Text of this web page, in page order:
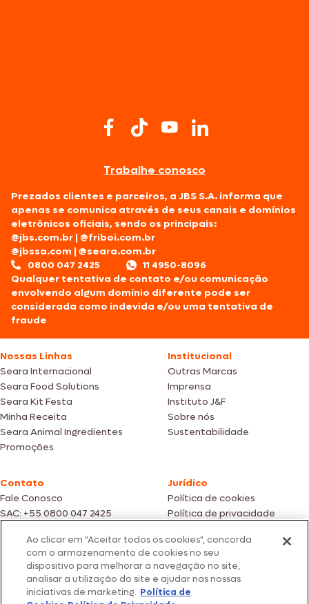
Trabalhe conosco
Prezados clientes e parceiros, a JBS S.A. informa que
apenas se comunica através de seus canais e domínios
eletrônicos oficiais, sendo os principais:
@jbs.com.br |@friboi.com.br
@jbssa.com |@seara.com.br
0800 047 2425
11 4950-8096
Qualquer tentativa de contato e/ou comunicação
envolvendo algum domínio diferente pode ser
considerada como indevida e/ou uma tentativa de
fraude
Nossas Linhas
Seara Internacional
Seara Food Solutions
Seara Kit Festa
Minha Receita
Seara Animal Ingredientes
Promoções
Institucional
Outras Marcas
Imprensa
Instituto J&F
Sobre nós
Sustentabilidade
Contato
Fale Conosco
SAC: +55 0800 047 2425
Jurídico
Política de cookies
Política de privacidade
Fotos meramente ilustrativas | Ofertas válidas enquanto durarem os
estoques dos nossos parceiros | Vendas sujeitas a análise e confirmação
de dados.
Os preços, promoções e condições de pagamento são válidos
exclusivamente para compras efetuadas em nossos parceiros.
Ao clicar em "Aceitar todos os cookies", concorda
com o armazenamento de cookies no seu
dispositivo para melhorar a navegação no site,
analisar a utilização do site e ajudar nas nossas
iniciativas de marketing. Política de